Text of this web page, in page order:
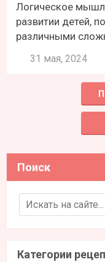
Логическое
развитии детей,
различными
31 мая, 2024
Поиск
Search for:
Категории